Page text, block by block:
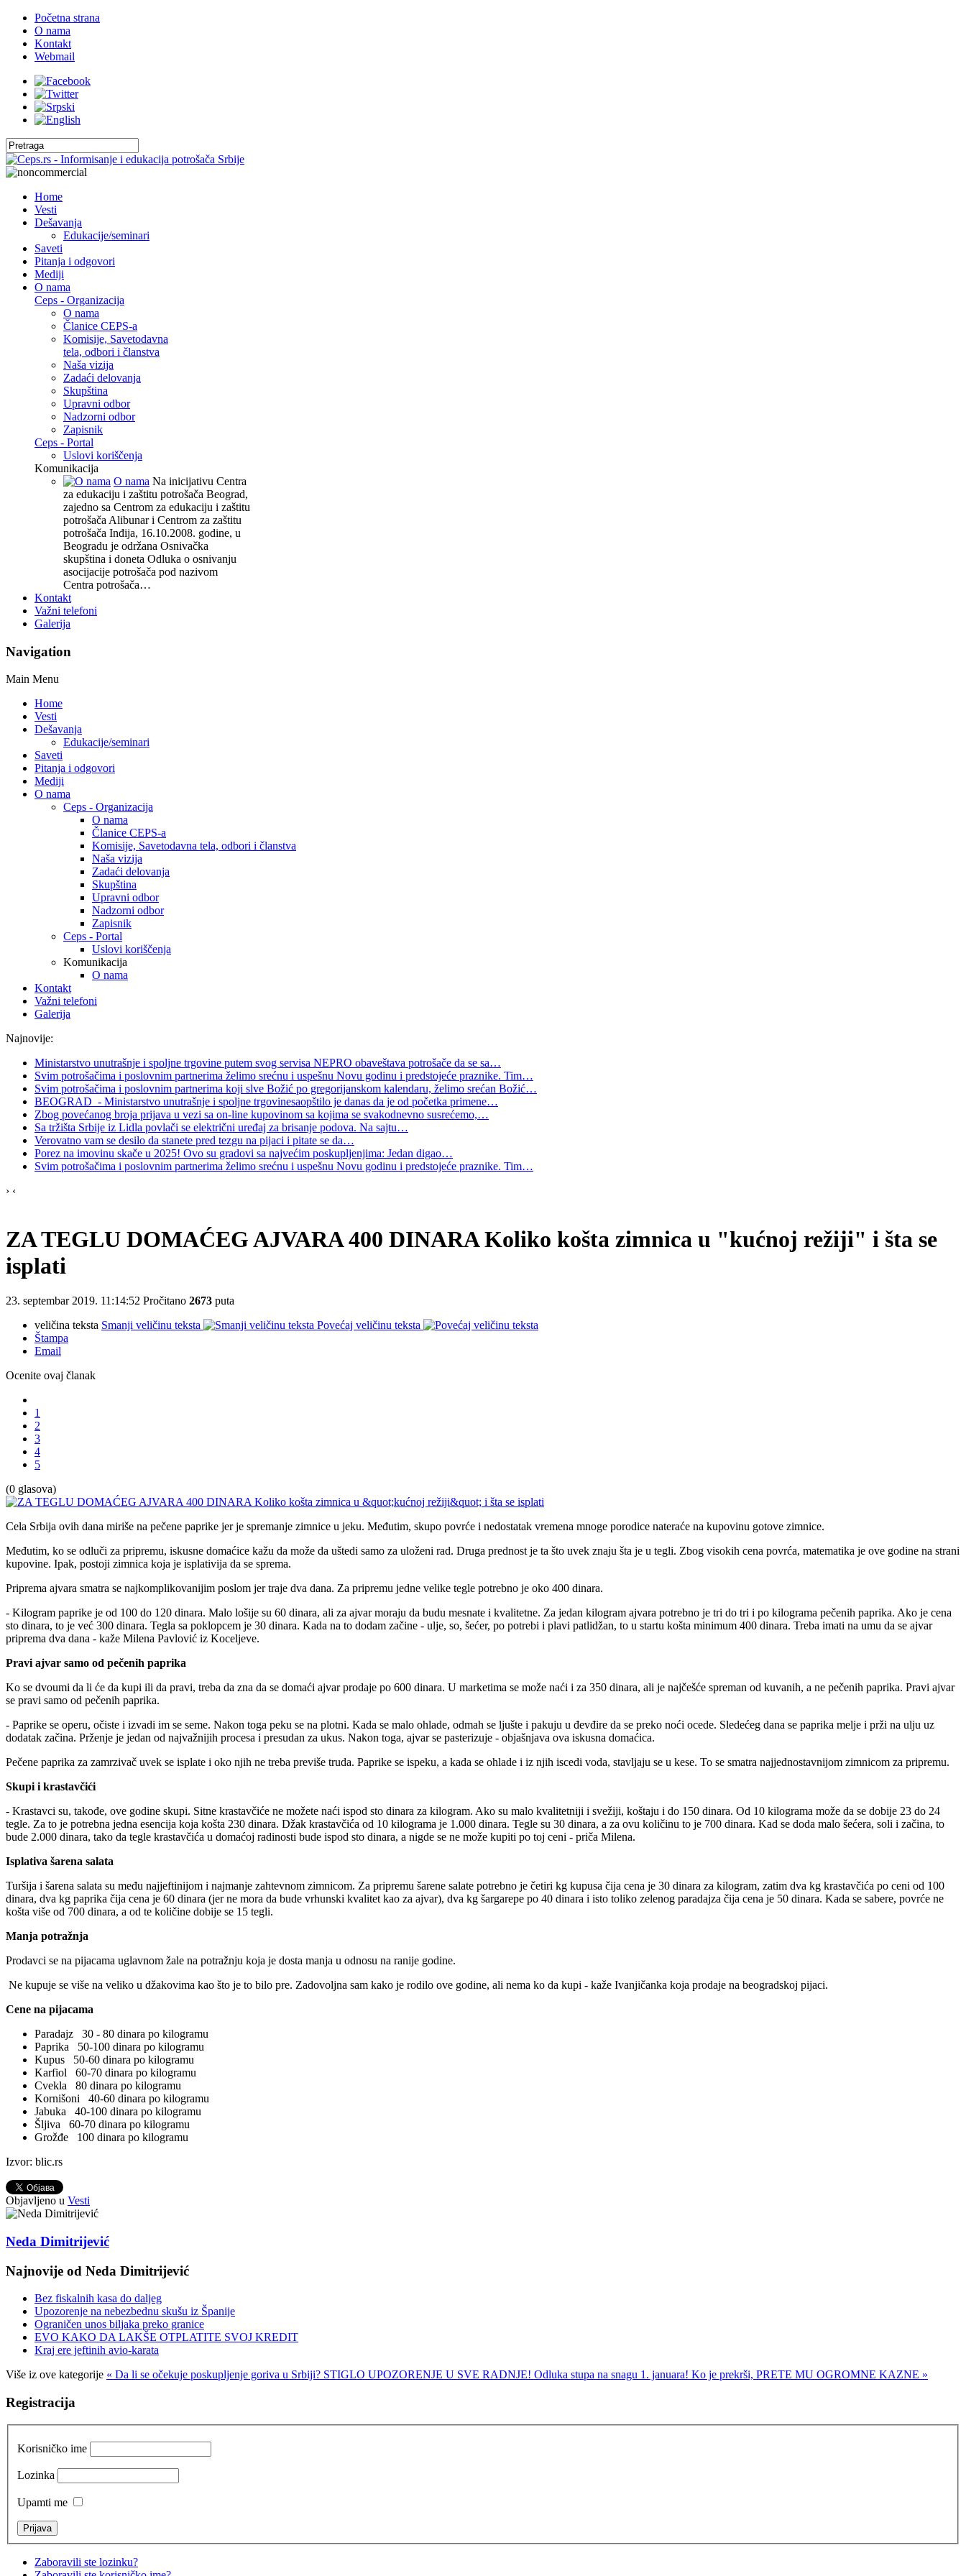
Početna strana
O nama
Kontakt
Webmail
Home
Vesti
Dešavanja
Edukacije/seminari
Saveti
Pitanja i odgovori
Mediji
O nama
Ceps - Organizacija
O nama
Članice CEPS-a
Komisije, Savetodavna
tela, odbori i članstva
Naša vizija
Zadaći delovanja
Skupština
Upravni odbor
Nadzorni odbor
Zapisnik
Ceps - Portal
Uslovi koriščenja
Komunikacija
O nama Na inicijativu Centra
za edukaciju i zaštitu potrošača Beograd,
zajedno sa Centrom za edukaciju i zaštitu
potrošača Alibunar i Centrom za zaštitu
potrošača Inđija, 16.10.2008. godine, u
Beogradu je održana Osnivačka
skupština i doneta Odluka o osnivanju
asocijacije potrošača pod nazivom
Centra potrošača…
Kontakt
Važni telefoni
Galerija
Navigation
Main Menu
Home
Vesti
Dešavanja
Edukacije/seminari
Saveti
Pitanja i odgovori
Mediji
O nama
Ceps - Organizacija
O nama
Članice CEPS-a
Komisije, Savetodavna tela, odbori i članstva
Naša vizija
Zadaći delovanja
Skupština
Upravni odbor
Nadzorni odbor
Zapisnik
Ceps - Portal
Uslovi koriščenja
Komunikacija
O nama
Kontakt
Važni telefoni
Galerija
Najnovije:
Ministarstvo unutrašnje i spoljne trgovine putem svog servisa NEPRO obaveštava potrošače da se sa…
Svim potrošačima i poslovnim partnerima želimo srećnu i uspešnu Novu godinu i predstojeće praznike. Tim…
Svim potrošačima i poslovnim partnerima koji slve Božić po gregorijanskom kalendaru, želimo srećan Božić…
BEOGRAD - Ministarstvo unutrašnje i spoljne trgovinesaopštilo je danas da je od početka primene…
Zbog povećanog broja prijava u vezi sa on-line kupovinom sa kojima se svakodnevno susrećemo,…
Sa tržišta Srbije iz Lidla povlači se električni uređaj za brisanje podova. Na sajtu…
Verovatno vam se desilo da stanete pred tezgu na pijaci i pitate se da…
Porez na imovinu skače u 2025! Ovo su gradovi sa najvećim poskupljenjima: Jedan digao…
Svim potrošačima i poslovnim partnerima želimo srećnu i uspešnu Novu godinu i predstojeće praznike. Tim…
› ‹
ZA TEGLU DOMAĆEG AJVARA 400 DINARA Koliko košta zimnica u "kućnoj režiji" i šta se
isplati
23. septembar 2019. 11:14:52 Pročitano 2673 puta
veličina teksta Smanji veličinu teksta
Povećaj veličinu teksta
Štampa
Email
Ocenite ovaj članak
1
2
3
4
5
(0 glasova)
Cela Srbija ovih dana miriše na pečene paprike jer je spremanje zimnice u jeku. Međutim, skupo povrće i nedostatak vremena mnoge porodice nateraće na kupovinu gotove zimnice.
Međutim, ko se odluči za pripremu, iskusne domaćice kažu da može da uštedi samo za uloženi rad. Druga prednost je ta što uvek znaju šta je u tegli. Zbog visokih cena povrća, matematika je ove godine na strani
kupovine. Ipak, postoji zimnica koja je isplativija da se sprema.
Priprema ajvara smatra se najkomplikovanijim poslom jer traje dva dana. Za pripremu jedne velike tegle potrebno je oko 400 dinara.
- Kilogram paprike je od 100 do 120 dinara. Malo lošije su 60 dinara, ali za ajvar moraju da budu mesnate i kvalitetne. Za jedan kilogram ajvara potrebno je tri do tri i po kilograma pečenih paprika. Ako je cena
sto dinara, to je već 300 dinara. Tegla sa poklopcem je 30 dinara. Kada na to dodam začine - ulje, so, šećer, po potrebi i plavi patlidžan, to u startu košta minimum 400 dinara. Treba imati na umu da se ajvar
priprema dva dana - kaže Milena Pavlović iz Koceljeve.
Pravi ajvar samo od pečenih paprika
Ko se dvoumi da li će da kupi ili da pravi, treba da zna da se domaći ajvar prodaje po 600 dinara. U marketima se može naći i za 350 dinara, ali je najčešće spreman od kuvanih, a ne pečenih paprika. Pravi ajvar
se pravi samo od pečenih paprika.
- Paprike se operu, očiste i izvadi im se seme. Nakon toga peku se na plotni. Kada se malo ohlade, odmah se ljušte i pakuju u đevđire da se preko noći ocede. Sledećeg dana se paprika melje i prži na ulju uz
dodatak začina. Prženje je jedan od najvažnijih procesa i presudan za ukus. Nakon toga, ajvar se pasterizuje - objašnjava ova iskusna domaćica.
Pečene paprika za zamrzivač uvek se isplate i oko njih ne treba previše truda. Paprike se ispeku, a kada se ohlade i iz njih iscedi voda, stavljaju se u kese. To se smatra najjednostavnijom zimnicom za pripremu.
Skupi i krastavčići
- Krastavci su, takođe, ove godine skupi. Sitne krastavčiće ne možete naći ispod sto dinara za kilogram. Ako su malo kvalitetniji i svežiji, koštaju i do 150 dinara. Od 10 kilograma može da se dobije 23 do 24
tegle. Za to je potrebna jedna esencija koja košta 230 dinara. Džak krastavčića od 10 kilograma je 1.000 dinara. Tegle su 30 dinara, a za ovu količinu to je 700 dinara. Kad se doda malo šećera, soli i začina, to
bude 2.000 dinara, tako da tegle krastavčića u domaćoj radinosti bude ispod sto dinara, a nigde se ne može kupiti po toj ceni - priča Milena.
Isplativa šarena salata
Turšija i šarena salata su među najjeftinijom i najmanje zahtevnom zimnicom. Za pripremu šarene salate potrebno je četiri kg kupusa čija cena je 30 dinara za kilogram, zatim dva kg krastavčića po ceni od 100
dinara, dva kg paprika čija cena je 60 dinara (jer ne mora da bude vrhunski kvalitet kao za ajvar), dva kg šargarepe po 40 dinara i isto toliko zelenog paradajza čija cena je 50 dinara. Kada se sabere, povrće ne
košta više od 700 dinara, a od te količine dobije se 15 tegli.
Manja potražnja
Prodavci se na pijacama uglavnom žale na potražnju koja je dosta manja u odnosu na ranije godine.
Ne kupuje se više na veliko u džakovima kao što je to bilo pre. Zadovoljna sam kako je rodilo ove godine, ali nema ko da kupi - kaže Ivanjičanka koja prodaje na beogradskoj pijaci.
Cene na pijacama
Paradajz 30 - 80 dinara po kilogramu
Paprika 50-100 dinara po kilogramu
Kupus 50-60 dinara po kilogramu
Karfiol 60-70 dinara po kilogramu
Cvekla 80 dinara po kilogramu
Kornišoni 40-60 dinara po kilogramu
Jabuka 40-100 dinara po kilogramu
Šljiva 60-70 dinara po kilogramu
Grožđe 100 dinara po kilogramu
Izvor: blic.rs
Objavljeno u Vesti
Neda Dimitrijević
Najnovije od Neda Dimitrijević
Bez fiskalnih kasa do daljeg
Upozorenje na nebezbednu skušu iz Španije
Ograničen unos biljaka preko granice
EVO KAKO DA LAKŠE OTPLATITE SVOJ KREDIT
Kraj ere jeftinih avio-karata
Više iz ove kategorije « Da li se očekuje poskupljenje goriva u Srbiji? STIGLO UPOZORENJE U SVE RADNJE! Odluka stupa na snagu 1. januara! Ko je prekrši, PRETE MU OGROMNE KAZNE »
Registracija
Korisničko ime
Lozinka
Upamti me
Zaboravili ste lozinku?